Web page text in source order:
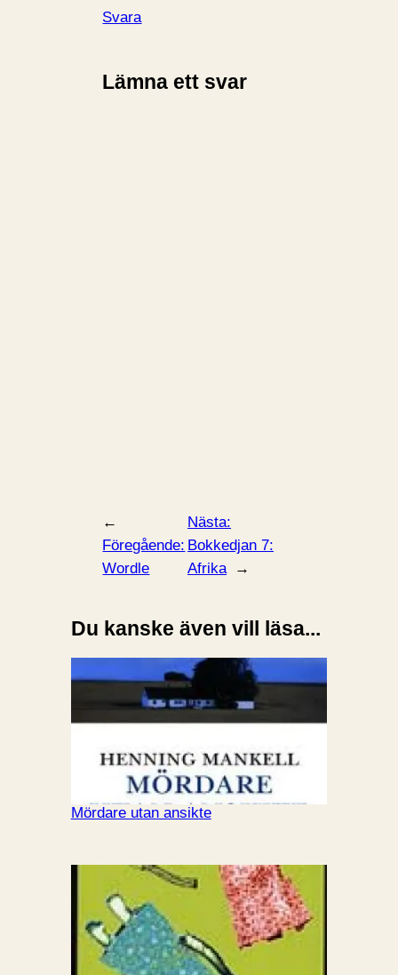
Svara
Lämna ett svar
←
Föregående:
Wordle
Nästa:
Bokkedjan 7:
Afrika
→
Du kanske även vill läsa...
Mördare utan ansikte